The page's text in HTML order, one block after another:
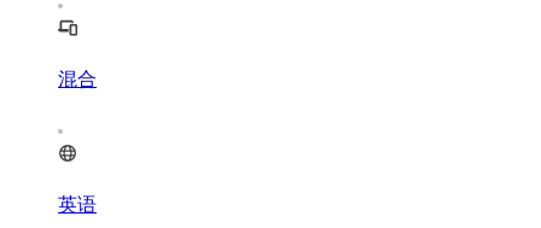
混合
英语